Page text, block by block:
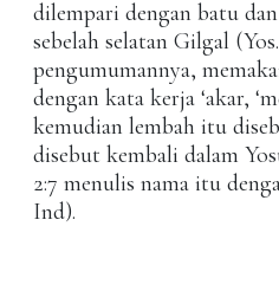
dilempari dengan batu
sebelah selatan Gilgal
pengumumannya,
dengan kata kerja ‘akar,
kemudian lembah itu
disebut kembali dalam
2:7 menulis nama itu
Ind).